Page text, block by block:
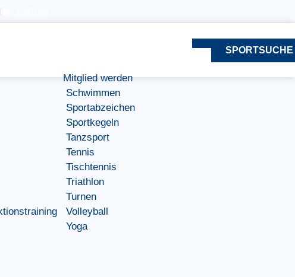
Mitglied werden
Schwimmen
Sportabzeichen
Sportkegeln
Tanzsport
Tennis
Tischtennis
Triathlon
Turnen
Volleyball
Yoga
SPORTSUCHE